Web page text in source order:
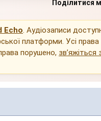
Поділитися
Echo. Аудіозаписи
платформи. Усі
порушено, зв’яжіться